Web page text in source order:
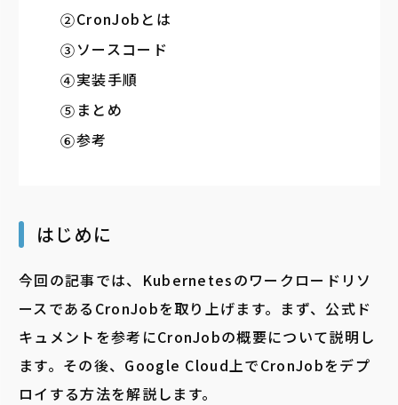
CronJobとは
ソースコード
実装手順
まとめ
参考
はじめに
今回の記事では、Kubernetesのワークロードリソ
ースであるCronJobを取り上げます。 まず、公式ド
キュメントを参考にCronJobの概要について説明し
ます。 その後、Google Cloud上でCronJobをデプ
ロイする方法を解説します。